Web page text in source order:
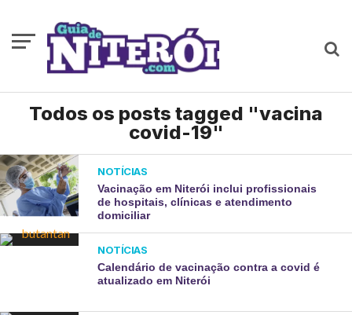
Todos os posts tagged "vacina
covid-19"
NOTÍCIAS
Vacinação em Niterói inclui profissionais
de hospitais, clínicas e atendimento
domiciliar
NOTÍCIAS
Calendário de vacinação contra a covid é
atualizado em Niterói